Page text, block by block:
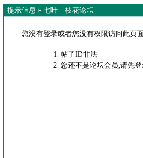
提示信息 » 七叶一枝花论坛
您没有登录或者您没有权限访问此页
帖子ID非法
您还不是论坛会员,请先